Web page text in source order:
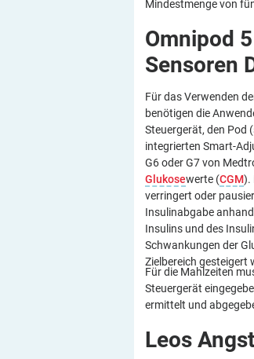
Mindestmenge von
Omnipod
Sensoren
Für das Verwenden
benötigen die
Steuergerät, den Pod
integrierten Smart-
G6 oder G7 von
Glukosewerte (CGM).
verringert oder
Insulinabgabe
Insulins und des
Schwankungen der
Zielbereich gesteigert
Für die Mahlzeiten
Steuergerät
ermittelt und
Leos